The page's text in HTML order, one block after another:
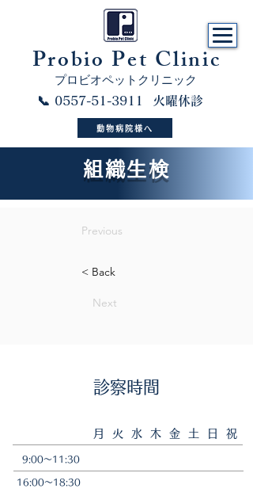
​Probio Pet Clinic
プロビオペットクリニック
📞 0557-51-3911 火曜休診
動物病院様へ
組織生検
Previous
< Back
Next
​診察時間
​月 火 水 木 金 土 日 祝
9:00〜11:30
16:00〜18:30